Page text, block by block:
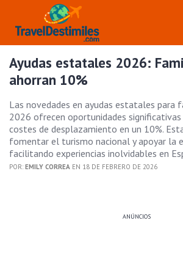
Ayudas estatales 2026:
ahorran 10%
Las novedades en ayudas estatales para
2026 ofrecen oportunidades significativas
costes de desplazamiento en un 10%.
fomentar el turismo nacional y apoyar la
facilitando experiencias inolvidables en
POR: EMILY CORREA EN 18 DE FEBRERO DE 2026
ANÚNCIOS